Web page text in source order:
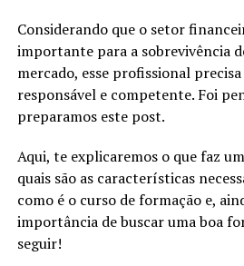
Considerando que o setor
importante para a sobrevivência
mercado, esse profissional
responsável e competente. Foi
preparamos este post.
Aqui, te explicaremos o que faz um
quais são as características
como é o curso de formação e,
importância de buscar uma boa
seguir!